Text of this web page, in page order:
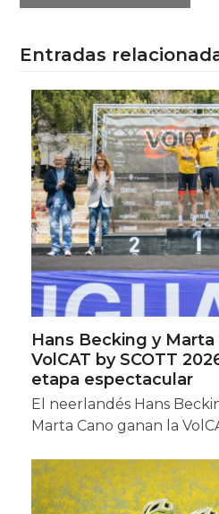
Entradas
Hans Becking y Marta
VolCAT by SCOTT
etapa espectacular
El neerlandés Hans
Marta Cano ganan la